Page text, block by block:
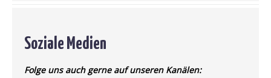
Soziale Medien
Folge uns auch gerne auf unseren Kanälen: